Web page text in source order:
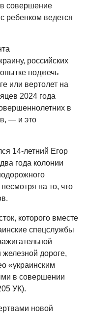
совершение
ребенком ведется
российских
поджечь
или вертолет на
2024 года
в
— и это
14-летний Егор
года колонии
на то, что
которого вместе
спецслужбы
дороге,
«украинским
в совершении
УК).
новой